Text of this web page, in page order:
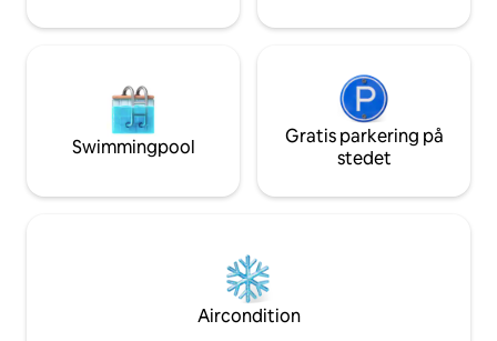
Swimmingpool
Gratis parkering på
stedet
Aircondition